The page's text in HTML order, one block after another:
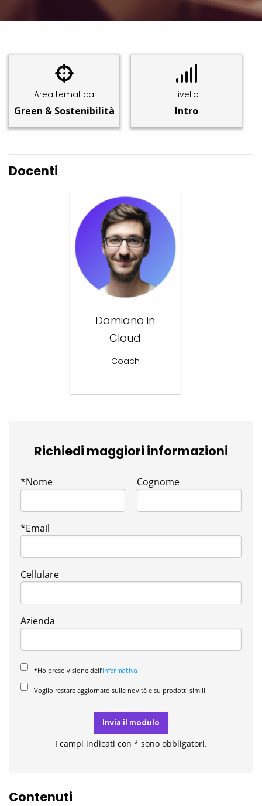
Area tematica
Green & Sostenibilità
Livello
Intro
Docenti
Damiano in
Cloud
Coach
Richiedi maggiori informazioni
*Nome Cognome
*Email
Cellulare
Azienda
*Ho preso visione dell’informativa
Voglio restare aggiornato sulle novità e su prodotti simili
Invia il modulo
I campi indicati con * sono obbligatori.
Contenuti